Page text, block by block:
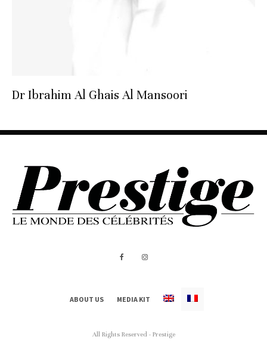
Dr Ibrahim Al Ghais Al Mansoori
ABOUT US MEDIA KIT
All Rights Reserved - Prestige